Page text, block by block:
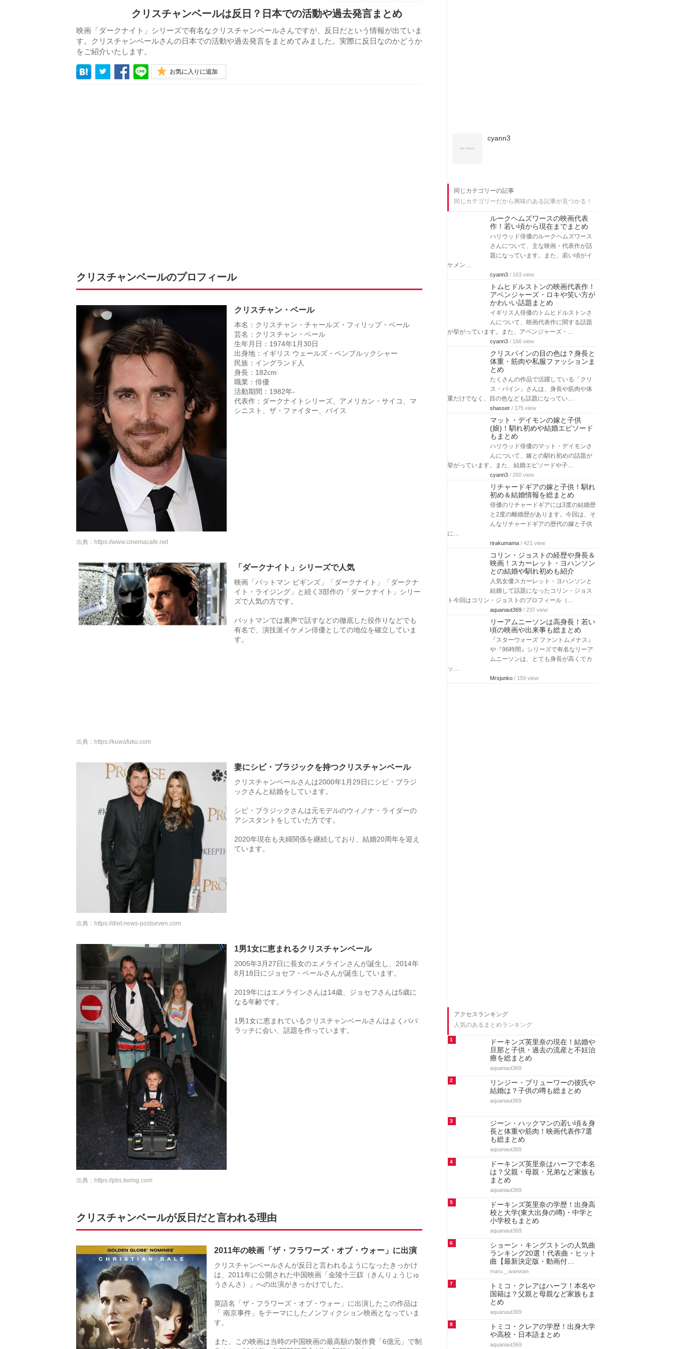
クリスチャンベールは反日？日本での活動や過去発言まとめ
映画「ダークナイト」シリーズで有名なクリスチャンベールさんですが、反日だという情報が出ていま
す。クリスチャンベールさんの日本での活動や過去発言をまとめてみました。実際に反日なのかどうか
をご紹介いたします。
お気に入りに追加
クリスチャンベールのプロフィール
クリスチャン・ベール
本名：クリスチャン・チャールズ・フィリップ・ベール
芸名：クリスチャン・ベール
生年月日：1974年1月30日
出身地：イギリス ウェールズ・ペンブルックシャー
民族：イングランド人
身長：182cm
職業：俳優
活動期間：1982年-
代表作：ダークナイトシリーズ、アメリカン・サイコ、マ
シニスト、ザ・ファイター、バイス
出典： https://www.cinemacafe.net
「ダークナイト」シリーズで人気
映画「バットマン ビギンズ」「ダークナイト」「ダークナ
イト・ライジング」と続く3部作の「ダークナイト」シリー
ズで人気の方です。
バットマンでは裏声で話すなどの徹底した役作りなどでも
有名で、演技派イケメン俳優としての地位を確立していま
す。
出典： https://kuwafuku.com
妻にシビ・ブラジックを持つクリスチャンベール
クリスチャンベールさんは2000年1月29日にシビ・ブラジ
ックさんと結婚をしています。
シビ・ブラジックさんは元モデルのウィノナ・ライダーの
アシスタントをしていた方です。
2020年現在も夫婦関係を継続しており、結婚20周年を迎え
ています。
出典： https://diet.news-postseven.com
1男1女に恵まれるクリスチャンベール
2005年3月27日に長女のエメラインさんが誕生し、2014年
8月18日にジョセフ・ベールさんが誕生しています。
2019年にはエメラインさんは14歳、ジョセフさんは5歳に
なる年齢です。
1男1女に恵まれているクリスチャンベールさんはよくパパ
ラッチに会い、話題を作っています。
出典： https://pbs.twimg.com
クリスチャンベールが反日だと言われる理由
2011年の映画「ザ・フラワーズ・オブ・ウォー」に出演
クリスチャンベールさんが反日と言われるようになったきっかけ
は、2011年に公開された中国映画「金陵十三釵（きんりょうじゅ
うさんさ）」への出演がきっかけでした。
英語名「ザ・フラワーズ・オブ・ウォー」に出演したこの作品は
「 南京事件」をテーマにしたノンフィクション映画となっていま
す。
また、この映画は当時の中国映画の最高額の製作費「6億元」で制
cyann3
同じカテゴリーの記事
同じカテゴリーだから興味のある記事が見つかる！
ルークヘムズワースの映画代表
作！若い頃から現在までまとめ
ハリウッド俳優のルークヘムズワース
さんについて、主な映画・代表作が話
題になっています。また、若い頃がイ
ケメン…
cyann3 / 163 view
トムヒドルストンの映画代表作！
アベンジャーズ・ロキや笑い方が
かわいい話題まとめ
イギリス人俳優のトムヒドルストンさ
んについて、映画代表作に関する話題
が挙がっています。また、アベンジャーズ・…
cyann3 / 166 view
クリスパインの目の色は？身長と
体重・筋肉や私服ファッションま
とめ
たくさんの作品で活躍している「クリ
ス・パイン」さんは、身長や筋肉や体
重だけでなく、目の色なども話題になってい…
shasser / 175 view
マット・デイモンの嫁と子供
(娘)！馴れ初めや結婚エピソード
もまとめ
ハリウッド俳優のマット・デイモンさ
んについて、嫁との馴れ初めの話題が
挙がっています。また、結婚エピソードや子…
cyann3 / 260 view
リチャードギアの嫁と子供！馴れ
初め＆結婚情報を総まとめ
俳優のリチャードギアには3度の結婚歴
と2度の離婚歴があります。今回は、そ
んなリチャードギアの歴代の嫁と子供
に…
rirakumama / 421 view
コリン・ジョストの経歴や身長＆
映画！スカーレット・ヨハンソン
との結婚や馴れ初めも紹介
人気女優スカーレット・ヨハンソンと
結婚して話題になったコリン・ジョス
ト今回はコリン・ジョストのプロフィール（…
aquanaut369 / 237 view
リーアムニーソンは高身長！若い
頃の映画や出来事も総まとめ
『スターウォーズ ファントムメナス』
や『96時間』シリーズで有名なリーア
ムニーソンは、とても身長が高くてカ
ッ…
Mrsjunko / 159 view
アクセスランキング
人気のあるまとめランキング
1
ドーキンズ英里奈の現在！結婚や
旦那と子供・過去の流産と不妊治
療を総まとめ
aquanaut369
2
リンジー・ブリューワーの彼氏や
結婚は？子供の噂も総まとめ
aquanaut369
3
ジーン・ハックマンの若い頃＆身
長と体重や筋肉！映画代表作7選
も総まとめ
aquanaut369
4
ドーキンズ英里奈はハーフで本名
は？父親・母親・兄弟など家族も
まとめ
aquanaut369
5
ドーキンズ英里奈の学歴！出身高
校と大学(東大出身の噂)・中学と
小学校もまとめ
aquanaut369
6
ショーン・キングストンの人気曲
ランキング20選！代表曲・ヒット
曲【最新決定版・動画付…
maru._.wanwan
7
トミコ・クレアはハーフ！本名や
国籍は？父親と母親など家族もま
とめ
aquanaut369
8
トミコ・クレアの学歴！出身大学
や高校・日本語まとめ
aquanaut369